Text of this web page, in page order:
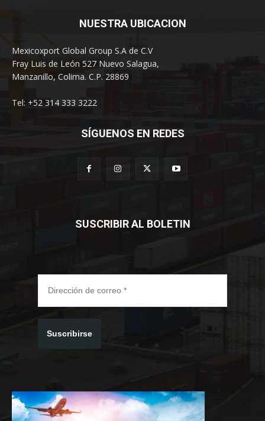
NUESTRA UBICACION
Mexicoxport Global Group S.A de C.V
Fray Luis de León 527 Nuevo Salagua,
Manzanillo, Colima. C.P. 28869
Tel: +52 314 333 3222
SÍGUENOS EN REDES
SUSCRIBIR AL BOLETIN
Suscribirse